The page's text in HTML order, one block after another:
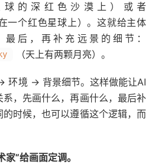
球的深红色沙漠上）或者
在一个红色星球上）。这就给主体
后，再补充远景的细节：
（天上有两颗月亮）。
环境 → 背景细节。这样做能让AI
，先画什么，再画什么，最后补
时候，也可以遵循这个逻辑，而
”给画面定调。